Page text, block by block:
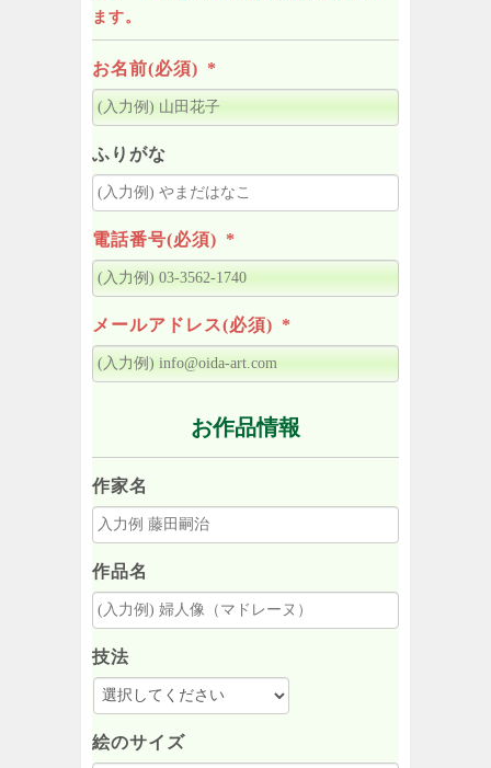
ます。
お名前(必須) *
ふりがな
電話番号(必須) *
メールアドレス(必須) *
お作品情報
作家名
作品名
技法
絵のサイズ